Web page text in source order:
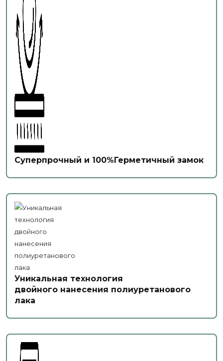
Суперпрочный и 100%Герметичный замок
Уникальная технология
двойного нанесения полиуретанового
лака